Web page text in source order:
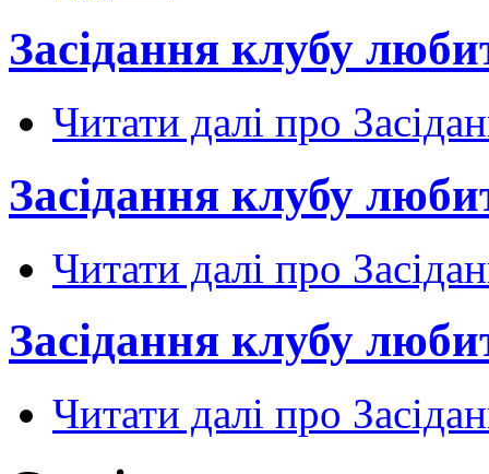
Засідання клубу
Читати далі про
Засідання клубу
Читати далі про
Засідання клубу
Читати далі про